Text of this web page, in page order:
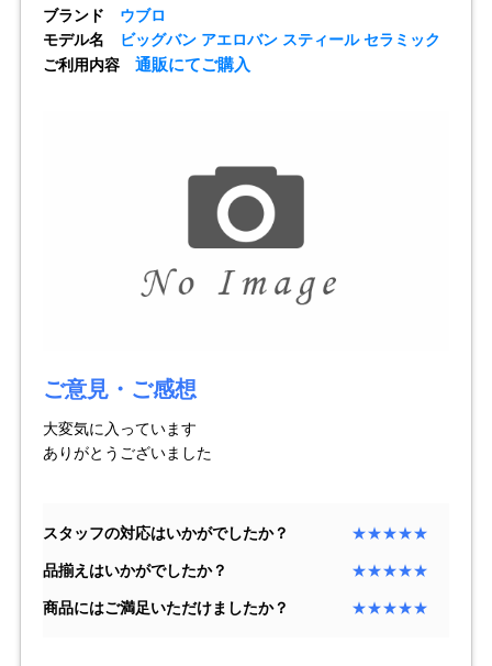
全てのブランドを見
る
ロレックス
パテック
ウブロ
ブランド ウブロ
モデル名
ビッグバン アエロバン スティール セラミック
ご利用内容 通販にてご購入
ご意見・ご感想
大変気に入っています
ありがとうございました
スタッフの対応はいかがでしたか？ ★★★★★
品揃えはいかがでしたか？ ★★★★★
商品にはご満足いただけましたか？ ★★★★★